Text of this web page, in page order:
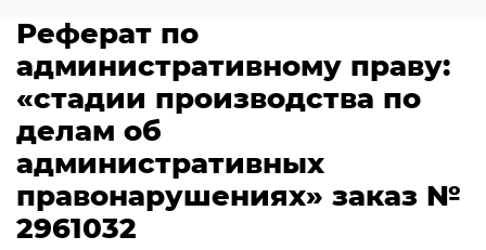
Реферат по
административному праву:
«стадии производства по
делам об
административных
правонарушениях» заказ №
2961032